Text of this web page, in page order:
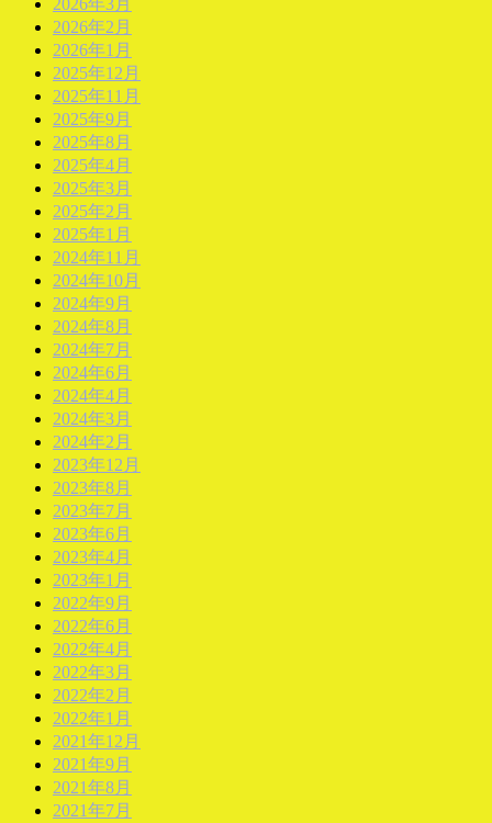
2026年3月
2026年2月
2026年1月
2025年12月
2025年11月
2025年9月
2025年8月
2025年4月
2025年3月
2025年2月
2025年1月
2024年11月
2024年10月
2024年9月
2024年8月
2024年7月
2024年6月
2024年4月
2024年3月
2024年2月
2023年12月
2023年8月
2023年7月
2023年6月
2023年4月
2023年1月
2022年9月
2022年6月
2022年4月
2022年3月
2022年2月
2022年1月
2021年12月
2021年9月
2021年8月
2021年7月